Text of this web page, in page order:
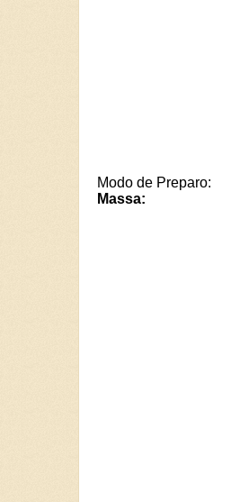
Modo de Preparo:
Massa: